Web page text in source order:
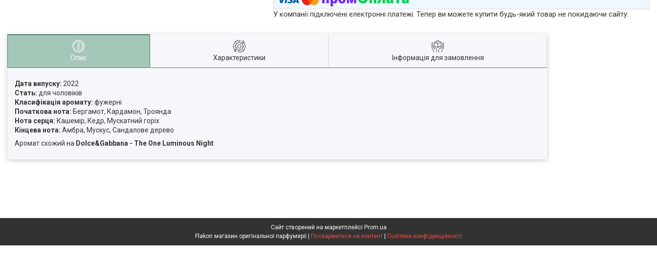
У компанії підключені електронні платежі. Тепер ви можете купити будь-який товар не покидаючи сайту.
Опис Характеристики Інформація для замовлення
Дата випуску: 2022
Стать: для чоловіків
Класифікація аромату: фужерні
Початкова нота: Бергамот, Кардамон, Троянда
Нота серця: Кашемір, Кедр, Мускатний горіх
Кінцева нота: Амбра, Мускус, Сандалове дерево
Аромат схожий на Dolce&Gabbana - The One Luminous Night
Сайт створений на маркетплейсі Prom.ua
Поскаржитися на контент Політика конфіденційності